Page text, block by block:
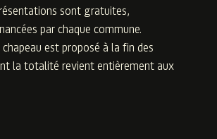
sont gratuites,
par chaque commune.
chapeau est proposé à la fin des
la totalité revient entièrement aux